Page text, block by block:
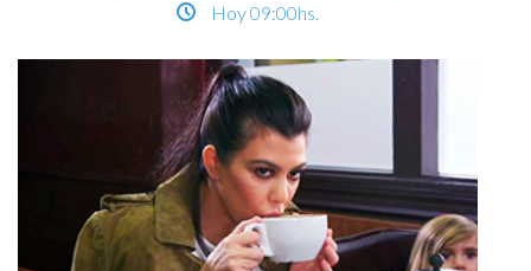
Hoy09:00hs.